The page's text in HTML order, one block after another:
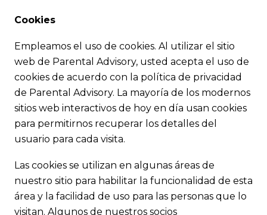
Cookies
Empleamos el uso de cookies. Al utilizar el sitio
web de Parental Advisory, usted acepta el uso de
cookies de acuerdo con la política de privacidad
de Parental Advisory. La mayoría de los modernos
sitios web interactivos de hoy en día usan cookies
para permitirnos recuperar los detalles del
usuario para cada visita.
Las cookies se utilizan en algunas áreas de
nuestro sitio para habilitar la funcionalidad de esta
área y la facilidad de uso para las personas que lo
visitan. Algunos de nuestros socios